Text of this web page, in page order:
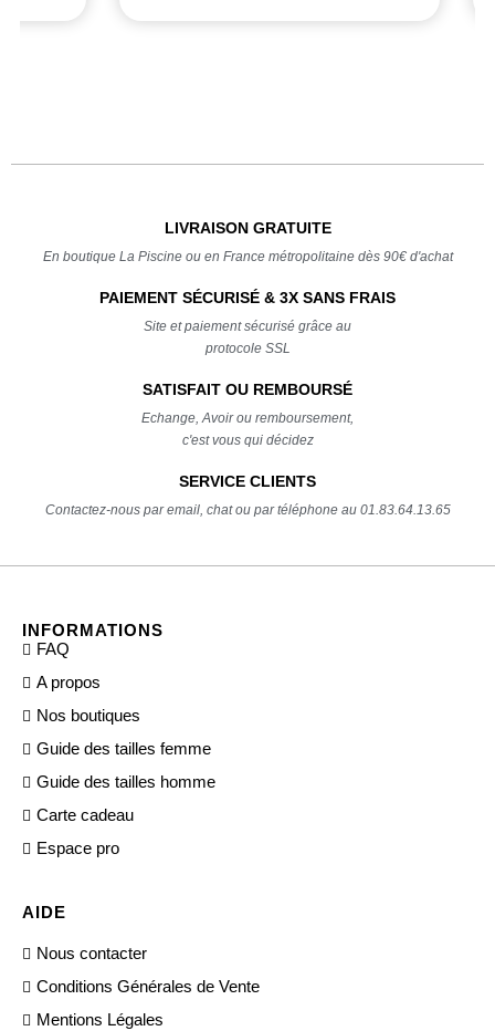
LIVRAISON GRATUITE
En boutique La Piscine ou en France métropolitaine dès 90€ d'achat
PAIEMENT SÉCURISÉ & 3X SANS FRAIS
Site et paiement sécurisé grâce au
protocole SSL
SATISFAIT OU REMBOURSÉ
Echange, Avoir ou remboursement,
c'est vous qui décidez
SERVICE CLIENTS
Contactez-nous par email, chat ou par téléphone au 01.83.64.13.65
INFORMATIONS
FAQ
A propos
Nos boutiques
Guide des tailles femme
Guide des tailles homme
Carte cadeau
Espace pro
AIDE
Nous contacter
Conditions Générales de Vente
Mentions Légales